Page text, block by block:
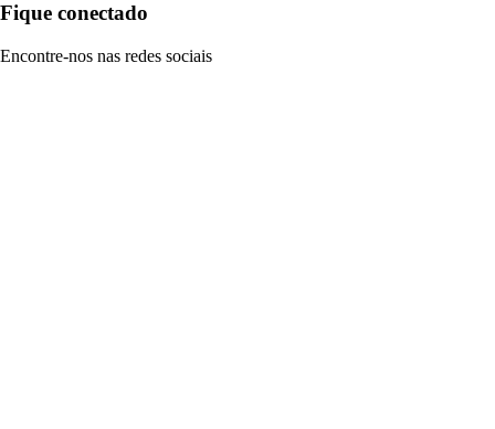
Fique conectado
Encontre-nos nas redes sociais